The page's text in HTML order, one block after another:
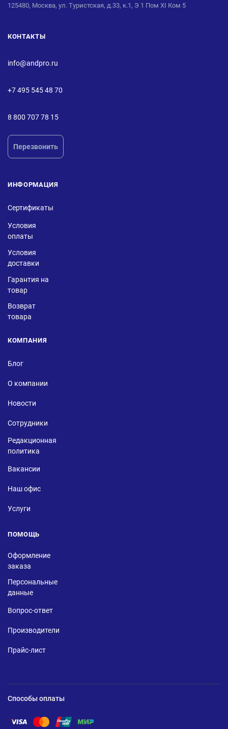
125480, Москва, ул. Туристская, д.33, к.1, Э 1 Пом XI Ком 5
КОНТАКТЫ
info@andpro.ru
+7 495 545 48 70
8 800 707 78 15
Перезвонить
ИНФОРМАЦИЯ
Сертификаты
Условия
оплаты
Условия
доставки
Гарантия на
товар
Возврат
товара
КОМПАНИЯ
Блог
О компании
Новости
Сотрудники
Редакционная
политика
Вакансии
Наш офис
Услуги
ПОМОЩЬ
Оформление
заказа
Персональные
данные
Вопрос-ответ
Производители
Прайс-лист
Способы оплаты
Помощь по оплате Visa
Помощь по оплате Mastercard
Помощь по оплате UnionPay
Помощь по оплате Мир